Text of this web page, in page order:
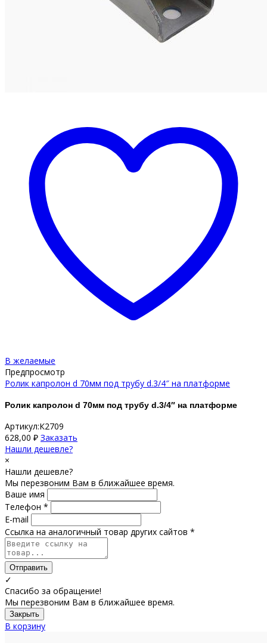
В желаемые
Предпросмотр
Ролик капролон d 70мм под трубу d.3/4″ на платформе
Ролик капролон d 70мм под трубу d.3/4″ на платформе
Артикул:К2709
628,00 ₽ Заказать
Нашли дешевле?
×
Нашли дешевле?
Мы перезвоним Вам в ближайшее время.
Ваше имя
Телефон *
E-mail
Ссылка на аналогичный товар других сайтов *
Отправить
✓
Спасибо за обращение!
Мы перезвоним Вам в ближайшее время.
Закрыть
В корзину